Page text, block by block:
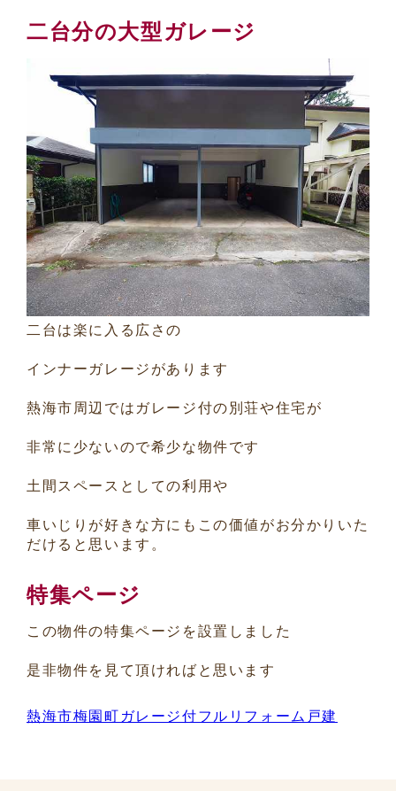
二台分の大型ガレージ
二台は楽に入る広さの
インナーガレージがあります
熱海市周辺ではガレージ付の別荘や住宅が
非常に少ないので希少な物件です
土間スペースとしての利用や
車いじりが好きな方にもこの価値がお分かりいた
だけると思います。
特集ページ
この物件の特集ページを設置しました
是非物件を見て頂ければと思います
熱海市梅園町ガレージ付フルリフォーム戸建